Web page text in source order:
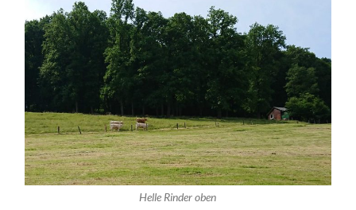
Helle Rinder oben